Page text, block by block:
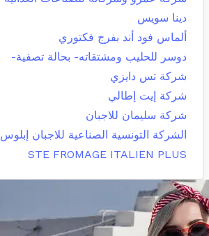
دينا سويس
ألماس فود أند بفرج فكتوري
دوسر للحليب ومشتقاته- بحالة تصفية-
شركة تس دايزي
شركة إيت إطالي
شركة سليمان للاجبان
الشركة التونسية الصناعية للاجبان إبلوس
STE FROMAGE ITALIEN PLUS